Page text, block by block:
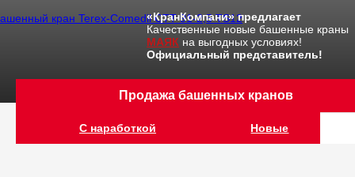
«КранКомпани» предлагает
Качественные новые башенные краны
МАЯК на выгодных условиях!
Официальный представитель!
Продажа башенных кранов
С наработкой Новые